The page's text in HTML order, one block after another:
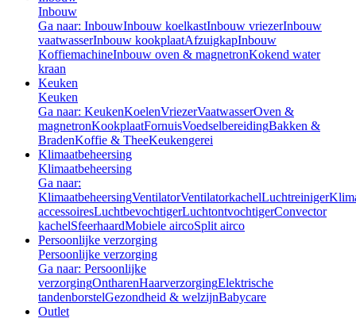
Inbouw
Ga naar: InbouwInbouw koelkastInbouw vriezerInbouw
vaatwasserInbouw kookplaatAfzuigkapInbouw
KoffiemachineInbouw oven & magnetronKokend water
kraan
Keuken
Keuken
Ga naar: KeukenKoelenVriezerVaatwasserOven &
magnetronKookplaatFornuisVoedselbereidingBakken &
BradenKoffie & TheeKeukengerei
Klimaatbeheersing
Klimaatbeheersing
Ga naar:
KlimaatbeheersingVentilatorVentilatorkachelLuchtreiniger
accessoiresLuchtbevochtigerLuchtontvochtigerConvector
kachelSfeerhaardMobiele aircoSplit airco
Persoonlijke verzorging
Persoonlijke verzorging
Ga naar: Persoonlijke
verzorgingOntharenHaarverzorgingElektrische
tandenborstelGezondheid & welzijnBabycare
Outlet